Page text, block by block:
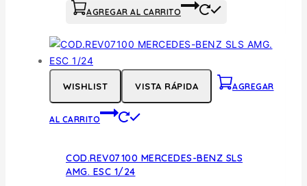
AGREGAR AL CARRITO
WISHLIST VISTA RÁPIDA AGREGAR
AL CARRITO
COD.REV07100 MERCEDES-BENZ SLS
AMG. ESC 1/24